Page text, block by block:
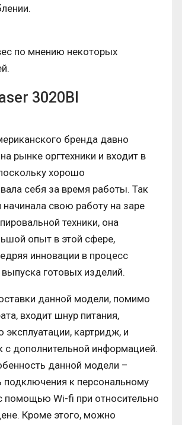
по мнению некоторых
3020BI
бренда давно
рынке оргтехники и входит в
хорошо
себя за время работы. Так
начинала свою работу на заре
техники, она
опыт в этой сфере,
инновации в процесс
готовых изделий.
данной модели, помимо
входит шнур питания,
эксплуатации, картридж, и
с дополнительной информацией.
данной модели –
к персональному
помощью Wi-fi при относительно
Кроме этого, можно